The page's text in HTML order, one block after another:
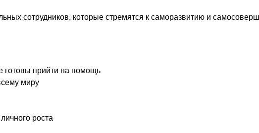
сотрудников, которые стремятся к саморазвитию и
готовы прийти на помощь
миру
роста